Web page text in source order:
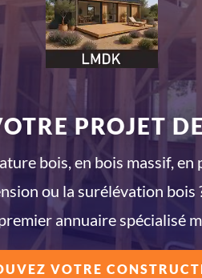
PROJET
bois, en bois massif, en
ou la surélévation
annuaire spécialisé
VOTRE